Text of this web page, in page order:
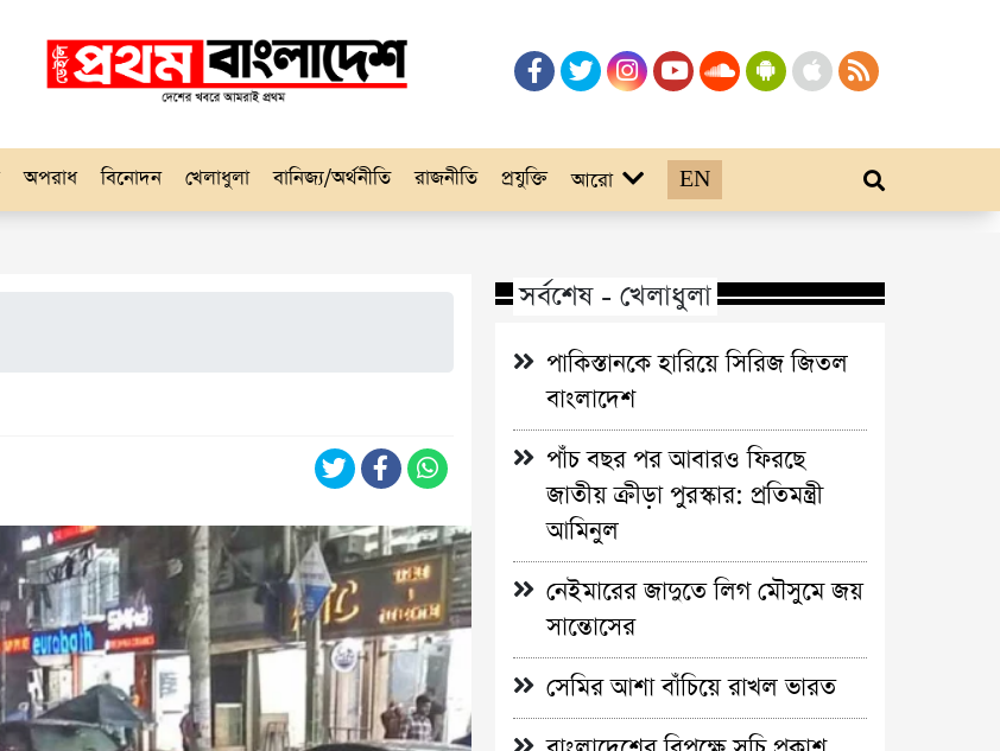
অপরাধ বিনোদন খেলাধুলা বানিজ্য/অর্থনীতি রাজনীতি প্রযুক্তি আরো EN
সর্বশেষ - খেলাধুলা
পাকিস্তানকে হারিয়ে সিরিজ জিতল
বাংলাদেশ
পাঁচ বছর পর আবারও ফিরছে
জাতীয় ক্রীড়া পুরস্কার: প্রতিমন্ত্রী
আমিনুল
নেইমারের জাদুতে লিগ মৌসুমে জয়
সান্তোসের
সেমির আশা বাঁচিয়ে রাখল ভারত